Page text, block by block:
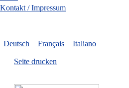
Kontakt / Impressum
Deutsch Français Italiano
Seite drucken